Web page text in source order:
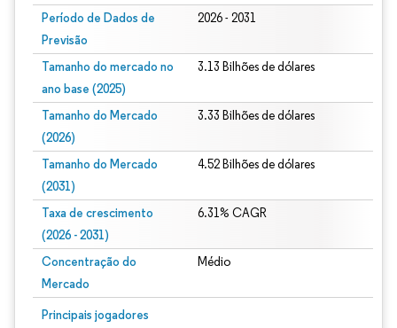
Período de Dados de
Previsão
2026 - 2031
Tamanho do mercado no
ano base (2025)
3.13 Bilhões de dólares
Tamanho do Mercado
(2026)
3.33 Bilhões de dólares
Tamanho do Mercado
(2031)
4.52 Bilhões de dólares
Taxa de crescimento
(2026 - 2031)
6.31% CAGR
Concentração do
Mercado
Médio
Principais jogadores
Imagem © Mordor Intelligence. O reuso requer atribuição conforme CC BY 4.0.